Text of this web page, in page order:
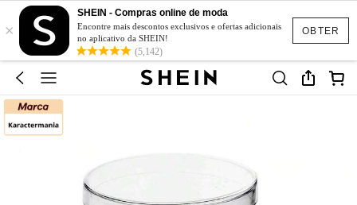
OBTER
×
SHEIN - Compras online de moda
Encontre mais descontos exclusivos e ofertas adicionais
no aplicativo da SHEIN!
(5,142)